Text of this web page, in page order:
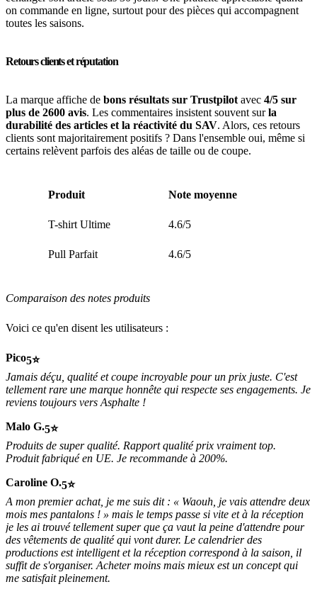
on commande en ligne, surtout pour des pièces qui accompagnent
toutes les saisons.
Retours clients et réputation
La marque affiche de bons résultats sur Trustpilot avec 4/5 sur
plus de 2600 avis. Les commentaires insistent souvent surla
durabilité des articles et la réactivité du SAV. Alors, ces retours
clients sont majoritairement positifs ? Dans l'ensemble oui, même si
certains relèvent parfois des aléas de taille ou de coupe.
Produit Note moyenne
T-shirt Ultime 4.6/5
Pull Parfait 4.6/5
Comparaison des notes produits
Voici ce qu'en disent les utilisateurs :
Pico5
Jamais déçu, qualité et coupe incroyable pour un prix juste. C'est
tellement rare une marque honnête qui respecte ses engagements. Je
reviens toujours vers Asphalte !
Malo G.5
Produits de super qualité. Rapport qualité prix vraiment top.
Produit fabriqué en UE. Je recommande à 200%.
Caroline O.5
A mon premier achat, je me suis dit : « Waouh, je vais attendre deux
mois mes pantalons ! » mais le temps passe si vite et à la réception
je les ai trouvé tellement super que ça vaut la peine d'attendre pour
des vêtements de qualité qui vont durer. Le calendrier des
productions est intelligent et la réception correspond à la saison, il
suffit de s'organiser. Acheter moins mais mieux est un concept qui
me satisfait pleinement.